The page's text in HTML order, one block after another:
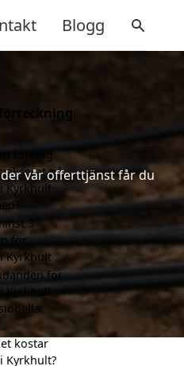
Blogg
vår offerttjänst får du
företag
på
Kyrkhult
3
för
Kyrkhult
för
Kyrkhult
kostar
Kyrkhult?